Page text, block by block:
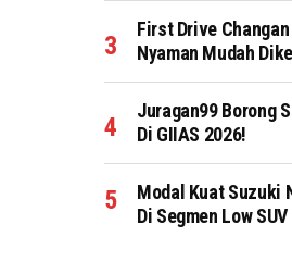
First Drive Changan
Nyaman Mudah
Juragan99 Borong
Di GIIAS 2026!
Modal Kuat Suzuki
Di Segmen Low